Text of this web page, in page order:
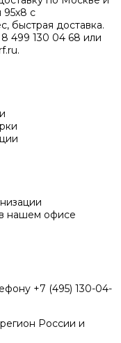
с
быстрая доставка.
499 130 04 68 или
нашем офисе
+7 (495) 130-04-
России и